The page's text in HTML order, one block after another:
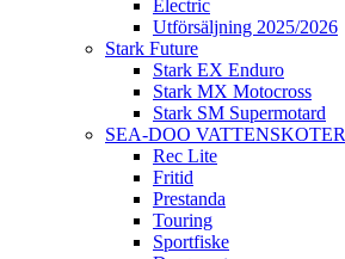
Electric
Utförsäljning 2025/2026
Stark Future
Stark EX Enduro
Stark MX Motocross
Stark SM Supermotard
SEA-DOO VATTENSKOTER
Rec Lite
Fritid
Prestanda
Touring
Sportfiske